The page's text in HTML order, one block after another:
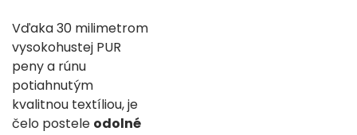
Vďaka 30 milimetrom
vysokohustej PUR
peny a rúnu
potiahnutým
kvalitnou textíliou, je
čelo postele odolné